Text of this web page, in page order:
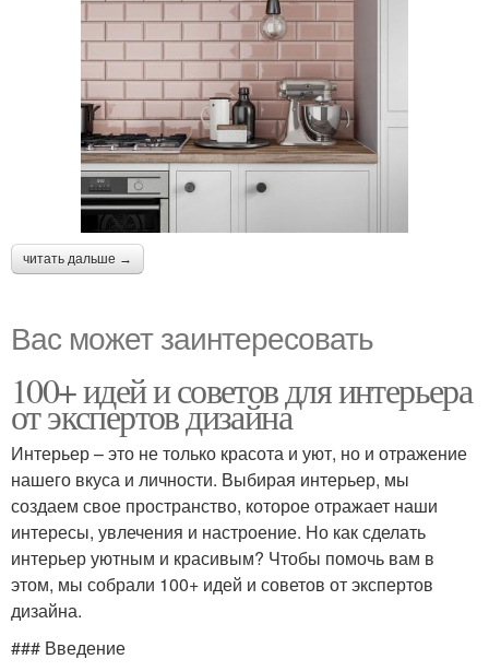
читать дальше →
Вас может заинтересовать
100+ идей и советов для интерьера
от экспертов дизайна
Интерьер – это не только красота и уют, но и отражение
нашего вкуса и личности. Выбирая интерьер, мы
создаем свое пространство, которое отражает наши
интересы, увлечения и настроение. Но как сделать
интерьер уютным и красивым? Чтобы помочь вам в
этом, мы собрали 100+ идей и советов от экспертов
дизайна.
### Введение